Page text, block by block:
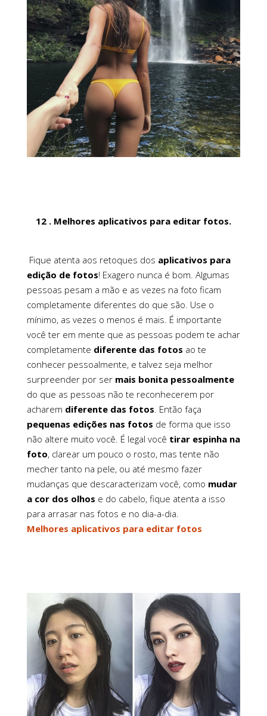
12 . Melhores aplicativos para editar fotos.
Fique atenta aos retoques dos aplicativos para
edição de fotos! Exagero nunca é bom. Algumas
pessoas pesam a mão e as vezes na foto ficam
completamente diferentes do que são. Use o
mínimo, as vezes o menos é mais. É importante
você ter em mente que as pessoas podem te achar
completamente diferente das fotos ao te
conhecer pessoalmente, e talvez seja melhor
surpreender por ser mais bonita pessoalmente
do que as pessoas não te reconhecerem por
acharem diferente das fotos . Então faça
pequenas edições nas fotos de forma que isso
não altere muito você. É legal você tirar espinha na
foto, clarear um pouco o rosto, mas tente não
mecher tanto na pele, ou até mesmo fazer
mudanças que descaracterizam você, como mudar
a cor dos olhos e do cabelo, fique atenta a isso
para arrasar nas fotos e no dia-a-dia.
Melhores aplicativos para editar fotos